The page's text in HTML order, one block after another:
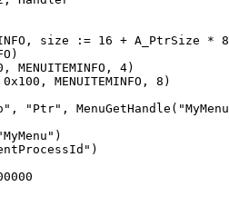
size := 16 + A_PtrSize *
MENUITEMINFO, 4)
0x100, MENUITEMINFO, 8)
"Ptr",